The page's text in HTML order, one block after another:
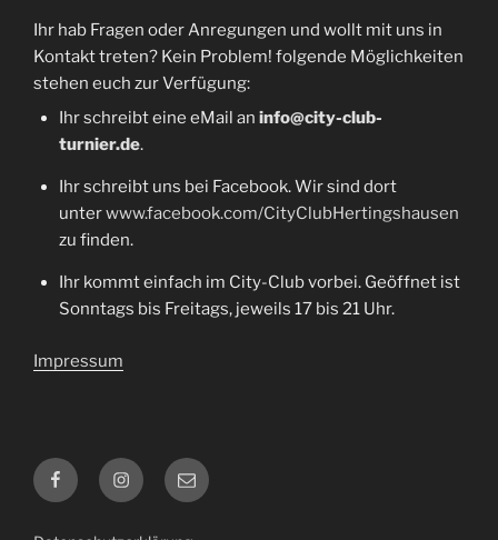
Ihr hab Fragen oder Anregungen und wollt mit uns in
Kontakt treten? Kein Problem! folgende Möglichkeiten
stehen euch zur Verfügung:
Ihr schreibt eine eMail an info@city-club-
turnier.de.
Ihr schreibt uns bei Facebook. Wir sind dort
unterwww.facebook.com/CityClubHertingshausen
zu finden.
Ihr kommt einfach im City-Club vorbei. Geöffnet ist
Sonntags bis Freitags, jeweils 17 bis 21 Uhr.
Impressum
FacebookInstagram
E-
Mail